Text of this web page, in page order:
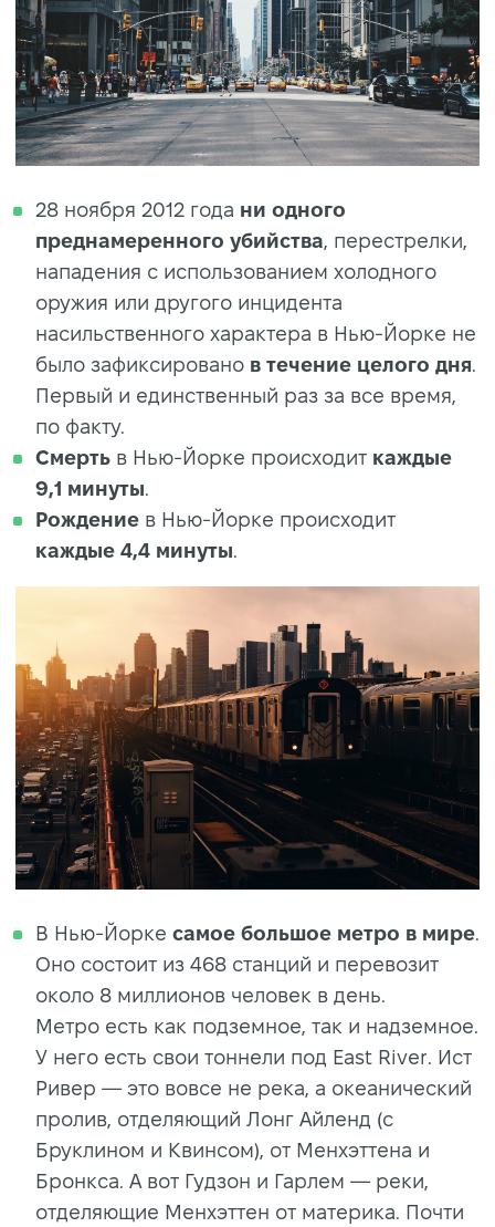
28 ноября 2012 года ни одного
преднамеренного убийства, перестрелки,
нападения с использованием холодного
оружия или другого инцидента
насильственного характера в Нью-Йорке не
было зафиксировано в течение целого дня.
Первый и единственный раз за все время,
по факту.
Смерть в Нью-Йорке происходит каждые
9,1 минуты.
Рождение в Нью-Йорке происходит
каждые 4,4 минуты.
В Нью-Йорке самое большое метро в мире.
Оно состоит из 468 станций и перевозит
около 8 миллионов человек в день.
Метро есть как подземное, так и надземное.
У него есть свои тоннели под East River. Ист
Ривер — это вовсе не река, а океанический
пролив, отделяющий Лонг Айленд (с
Бруклином и Квинсом), от Менхэттена и
Бронкса. А вот Гудзон и Гарлем — реки,
отделяющие Менхэттен от материка. Почти